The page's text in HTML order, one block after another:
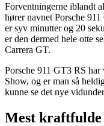
Forventningerne iblandt
hører navnet Porsche
er syv minutter og 20
er den dermed hele otte
Carrera GT.
Porsche 911 GT3 RS
Show, og er man så
kunne se det nye
Mest